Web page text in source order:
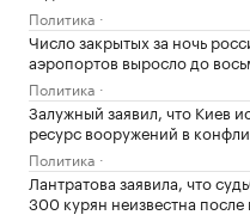
Политика
Число закрытых за ночь
аэропортов выросло до
Политика
Залужный заявил, что Киев
ресурс вооружений в
Политика
Лантратова заявила, что
300 курян неизвестна после